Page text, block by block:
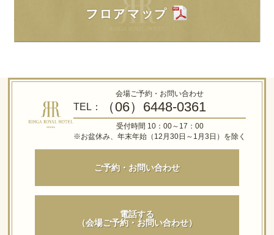
会場ご予約・お問い合わせ
TEL： （06）6448-0361
受付時間 10：00～17：00
※お盆休み、年末年始（12月30日～1月3日）を除く
ご予約・お問い合わせ
電話する
（会場ご予約・お問い合わせ）